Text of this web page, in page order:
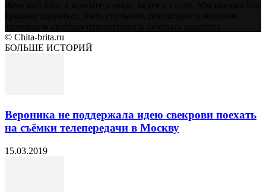
© Chita-brita.ru
БОЛЬШЕ ИСТОРИЙ
Вероника не поддержала идею свекрови поехать
на съёмки телепередачи в Москву
15.03.2019